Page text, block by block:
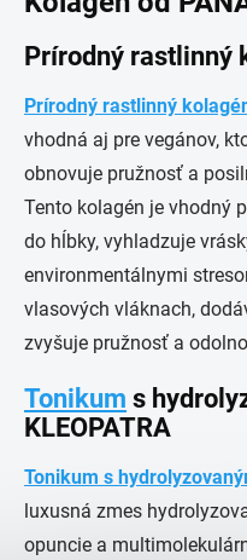
Prírodný rastlinný
Prírodný rastlinný
vhodná aj pre vegánov,
obnovuje pružnosť a
Tento kolagén je vhodný
do hĺbky, vyhladzuje
environmentálnymi
vlasových vláknach,
zvyšuje pružnosť a
Tonikum s
KLEOPATRA
Tonikum s
luxusná zmes
opuncie a